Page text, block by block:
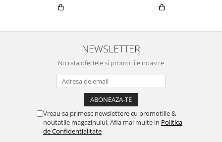
NEWSLETTER
Nu rata ofertele si promotiile noastre
Vreau sa primesc newslettere cu promotiile &
noutatile magazinului. Afla mai multe in Politica
de Confidentialitate